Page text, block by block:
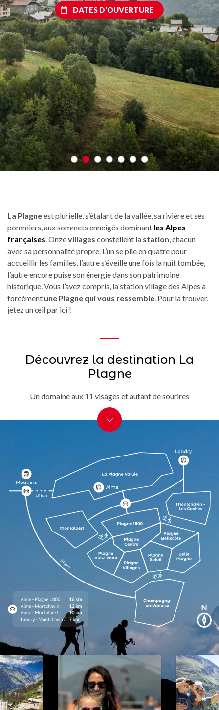
DATES D'OUVERTURE
La Plagneest plurielle, s’étalant de la vallée, sa rivière et ses
pommiers, aux sommets enneigés dominant les Alpes
françaises. Onzevillages constellent la station, chacun
avec sa personnalité propre. L’un se plie en quatre pour
accueillir les familles, l’autre s’éveille une fois la nuit tombée,
l’autre encore puise son énergie dans son patrimoine
historique. Vous l’avez compris, la station village des Alpes a
forcément une Plagne qui vous ressemble. Pour la trouver,
jetez un œil par ici !
Découvrez la destination La
Plagne
Un domaine aux 11 visages et autant de sourires